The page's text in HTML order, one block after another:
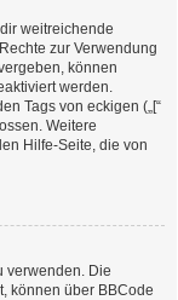
weitreichende
zur Verwendung
können
werden.
Tags von eckigen („[“
Weitere
Hilfe-Seite, die von
verwenden. Die
können über BBCode